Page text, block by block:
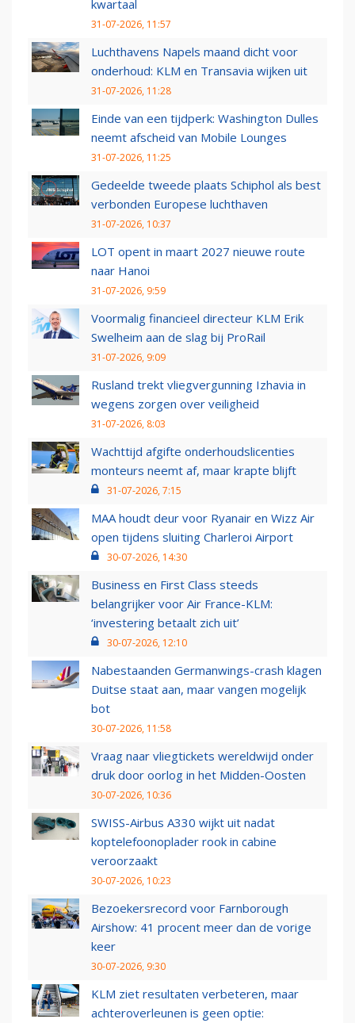
kwartaal
31-07-2026, 11:57
Luchthavens Napels maand dicht voor
onderhoud: KLM en Transavia wijken uit
31-07-2026, 11:28
Einde van een tijdperk: Washington Dulles
neemt afscheid van Mobile Lounges
31-07-2026, 11:25
Gedeelde tweede plaats Schiphol als best
verbonden Europese luchthaven
31-07-2026, 10:37
LOT opent in maart 2027 nieuwe route
naar Hanoi
31-07-2026, 9:59
Voormalig financieel directeur KLM Erik
Swelheim aan de slag bij ProRail
31-07-2026, 9:09
Rusland trekt vliegvergunning Izhavia in
wegens zorgen over veiligheid
31-07-2026, 8:03
Wachttijd afgifte onderhoudslicenties
monteurs neemt af, maar krapte blijft
31-07-2026, 7:15
MAA houdt deur voor Ryanair en Wizz Air
open tijdens sluiting Charleroi Airport
30-07-2026, 14:30
Business en First Class steeds
belangrijker voor Air France-KLM:
‘investering betaalt zich uit’
30-07-2026, 12:10
Nabestaanden Germanwings-crash klagen
Duitse staat aan, maar vangen mogelijk
bot
30-07-2026, 11:58
Vraag naar vliegtickets wereldwijd onder
druk door oorlog in het Midden-Oosten
30-07-2026, 10:36
SWISS-Airbus A330 wijkt uit nadat
koptelefoonoplader rook in cabine
veroorzaakt
30-07-2026, 10:23
Bezoekersrecord voor Farnborough
Airshow: 41 procent meer dan de vorige
keer
30-07-2026, 9:30
KLM ziet resultaten verbeteren, maar
achteroverleunen is geen optie: